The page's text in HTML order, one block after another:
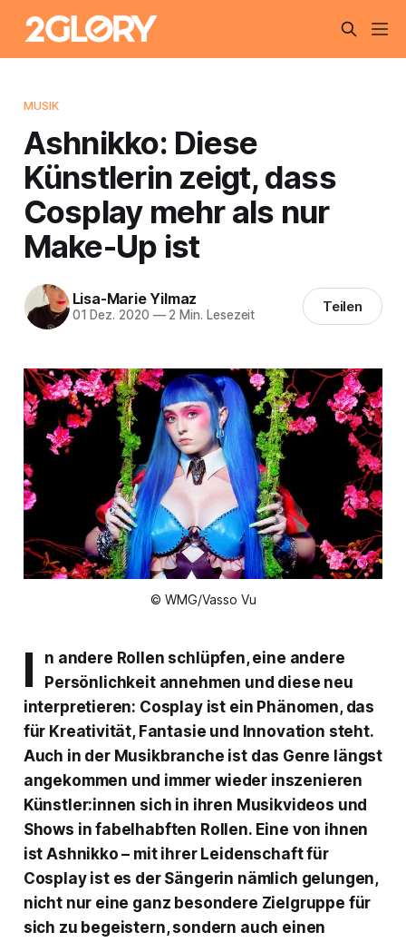
MUSIK
Ashnikko: Diese
Künstlerin zeigt, dass
Cosplay mehr als nur
Make-Up ist
Lisa-Marie Yilmaz
01 Dez. 2020 —2 Min. Lesezeit Teilen
© WMG/Vasso Vu
I
n andere Rollen schlüpfen, eine andere
Persönlichkeit annehmen und diese neu
interpretieren: Cosplay ist ein Phänomen, das
für Kreativität, Fantasie und Innovation steht.
Auch in der Musikbranche ist das Genre längst
angekommen und immer wieder inszenieren
Künstler:innen sich in ihren Musikvideos und
Shows in fabelhabften Rollen. Eine von ihnen
ist Ashnikko – mit ihrer Leidenschaft für
Cosplay ist es der Sängerin nämlich gelungen,
nicht nur eine ganz besondere Zielgruppe für
sich zu begeistern, sondern auch einen